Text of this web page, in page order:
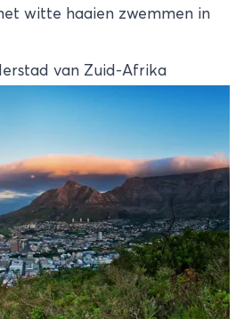
witte haaien zwemmen in
van Zuid-Afrika